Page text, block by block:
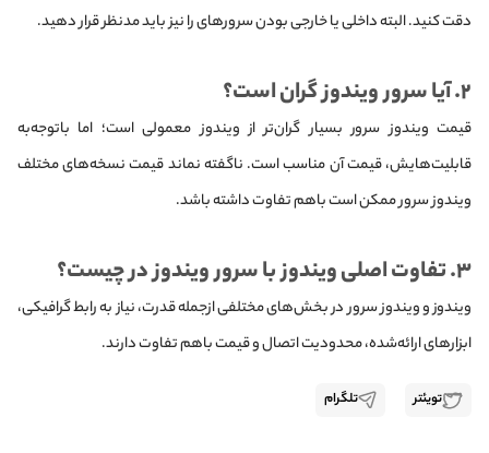
دقت کنید. البته داخلی یا خارجی بودن سرورهای را نیز باید مدنظر قرار دهید.
۲. آیا سرور ویندوز گران است؟
قیمت ویندوز سرور بسیار گران‌تر از ویندوز معمولی است؛ اما باتوجه‌به
قابلیت‌هایش، قیمت آن مناسب است. ناگفته نماند قیمت نسخه‌های مختلف
ویندوز سرور ممکن است با‌هم تفاوت داشته باشد.
۳. تفاوت‌ اصلی ویندوز با سرور ویندوز در چیست؟
ویندوز و ویندوز سرور در بخش‌های مختلفی از‌جمله قدرت، نیاز به رابط گرافیکی،
ابزارهای ارائه‌شده، محدودیت اتصال و قیمت با‌هم تفاوت دارند.
تویئتر تلگرام